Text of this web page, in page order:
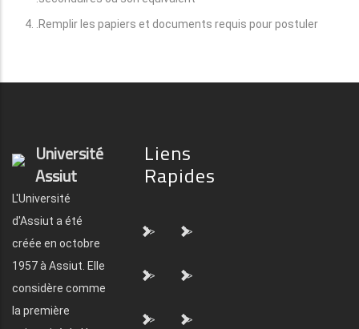
Remplir les papiers et documents requis pour postuler.
Université
Assiut
L'Université
d'Assiut a été
créée en octobre
1957 à Assiut. Elle
considère comme
la première
Liens
Rapides
"> ">
"> ">
"> ">